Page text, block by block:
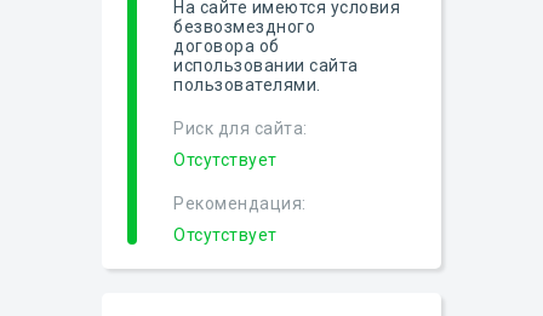
Риск для сайта:
На сайте имеются условия
безвозмездного
договора об
использовании сайта
пользователями.
Рекомендация:
Отсутствует
Отсутствует